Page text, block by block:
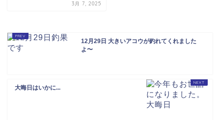
3月 7, 2025
12月29日 大きいアコウが釣れてくれました
よ〜
大晦日はいかに...